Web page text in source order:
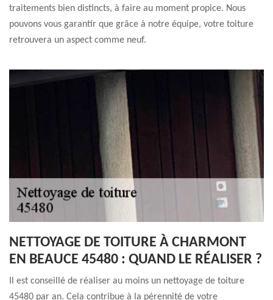
traitements bien distincts, à faire au moment propice. Nous
pouvons vous garantir que grâce à notre équipe, votre toiture
retrouvera un aspect comme neuf.
NETTOYAGE DE TOITURE À CHARMONT
EN BEAUCE 45480 : QUAND LE RÉALISER ?
Il est conseillé de réaliser au moins un nettoyage de toiture
45480 par an. Cela contribue à la pérennité de votre